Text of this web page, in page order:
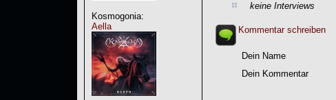
Kosmogonia:
Aella
keine Interviews
Kommentar schreiben
Dein Name
Dein Kommentar